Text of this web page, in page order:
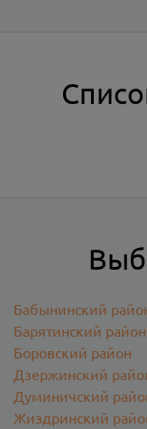
Бабынинский
Барятинский район
Боровский район
Дзержинский
Думиничский
Жиздринский